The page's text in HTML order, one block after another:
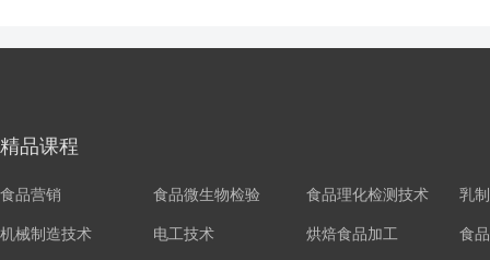
精品课程
食品营销 食品微生物检验 食品理化检测技术 乳
机械制造技术 电工技术 烘焙食品加工 食